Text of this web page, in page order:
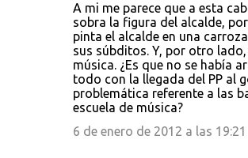
A mi me parece que a esta
sobra la figura del alcalde,
pinta el alcalde en una
sus súbditos. Y, por otro
música. ¿Es que no se había
todo con la llegada del PP al
problemática referente a las
escuela de música?
6 de enero de 2012 a las 19:21